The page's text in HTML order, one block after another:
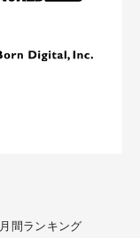
月間ランキング